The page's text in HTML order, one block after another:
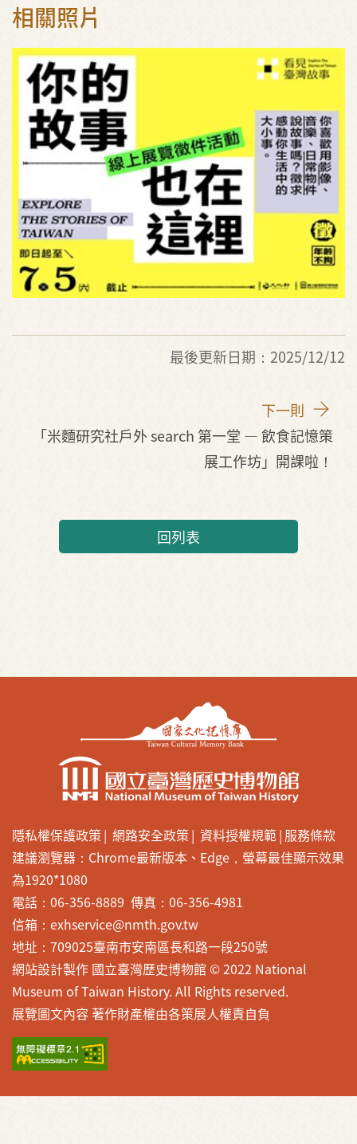
相關照片
最後更新日期：2025/12/12
下一則
「米麵研究社戶外 search 第一堂 — 飲食記憶策
展工作坊」開課啦！
回列表
隱私權保護政策 網路安全政策 資料授權規範 服務條款
建議瀏覽器：Chrome最新版本、Edge，螢幕最佳顯示效果
為1920*1080
電話：06-356-8889 傳真：06-356-4981
信箱：exhservice@nmth.gov.tw
地址：709025臺南市安南區長和路一段250號
網站設計製作 國立臺灣歷史博物館 © 2022 National
Museum of Taiwan History. All Rights reserved.
展覽圖文內容 著作財產權由各策展人權責自負